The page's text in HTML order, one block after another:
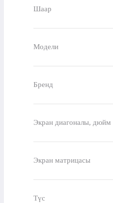
Шаар
Модели
Бренд
Экран диагоналы, дюйм
Экран матрицасы
Түс